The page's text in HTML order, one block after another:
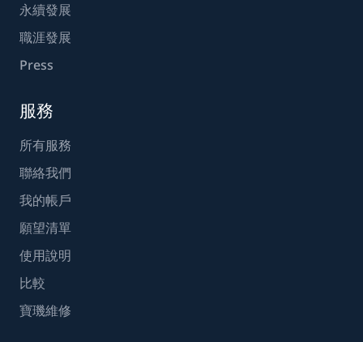
永續發展
職涯發展
Press
服務
所有服務
聯絡我們
我的帳戶
願望清單
使用說明
比較
寶璣維修